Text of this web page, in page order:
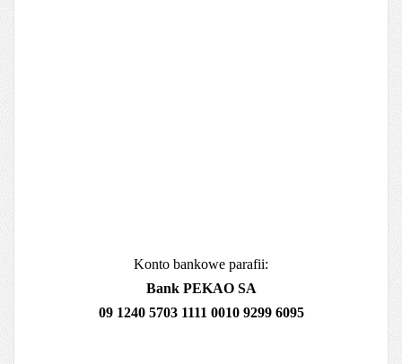
Konto bankowe parafii:
Bank PEKAO SA
09 1240 5703 1111 0010 9299 6095